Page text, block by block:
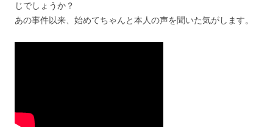
じでしょうか？
あの事件以来、始めてちゃんと本人の声を聞いた気がします。